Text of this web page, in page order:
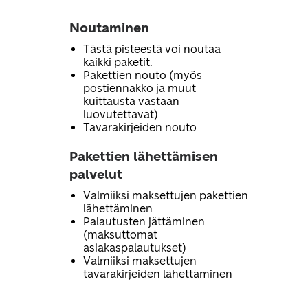
Noutaminen
Tästä pisteestä voi noutaa
kaikki paketit.
Pakettien nouto (myös
postiennakko ja muut
kuittausta vastaan
luovutettavat)
Tavarakirjeiden nouto
Pakettien lähettämisen
palvelut
Valmiiksi maksettujen pakettien
lähettäminen
Palautusten jättäminen
(maksuttomat
asiakaspalautukset)
Valmiiksi maksettujen
tavarakirjeiden lähettäminen